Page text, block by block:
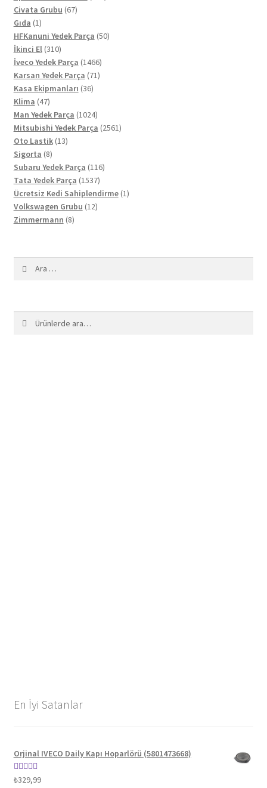
Civata Grubu 6767
Gıda 11
ürün
HFKanuni Yedek Parça 5050
İkinci El 310310
ürün
İveco Yedek Parça 14661466
ürün
Karsan Yedek Parça 7171
Kasa Ekipmanları 3636
Klima 4747
ürün
Man Yedek Parça 10241024
ürün
Mitsubishi Yedek Parça 25612561
Oto Lastik 1313
Sigorta 88
ürün
Subaru Yedek Parça 116116
Tata Yedek Parça 15371537
ürün
Ücretsiz Kedi Sahiplendirme 11
Volkswagen Grubu 1212
Zimmermann 88
En İyi Satanlar
Orjinal IVECO Daily Kapı Hoparlörü (5801473668)
5 üzerinden
₺329,99